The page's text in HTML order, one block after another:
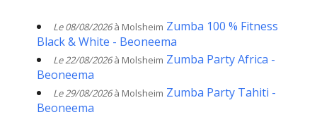
Le 08/08/2026à Molsheim Zumba 100 % Fitness
Black & White - Beoneema
Le 22/08/2026à Molsheim Zumba Party Africa -
Beoneema
Le 29/08/2026à Molsheim Zumba Party Tahiti -
Beoneema